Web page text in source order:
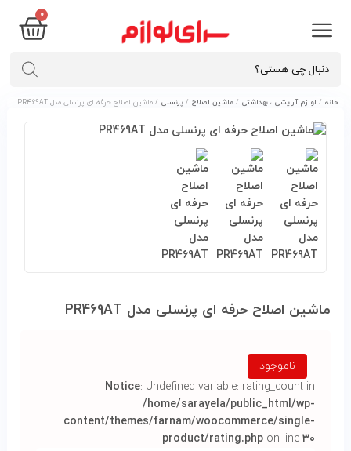
۰
خانه / لوازم آرایشی ، بهداشتی / ماشین اصلاح / پرنسلی / ماشین اصلاح حرفه ای پرنسلی مدل PR469AT
ماشین اصلاح حرفه ای پرنسلی مدل PR469AT
ناموجود
Notice: Undefined variable: rating_count in
/home/sarayela/public_html/wp-
content/themes/farnam/woocommerce/single-
product/rating.php on line۳۰